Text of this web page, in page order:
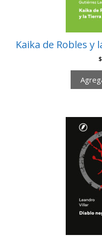
Kaika de Robles y
$